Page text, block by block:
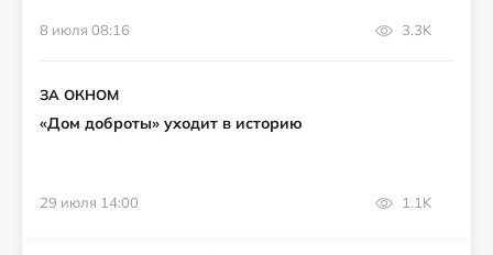
8 июля 08:16 3.3K
ЗА ОКНОМ
«Дом доброты» уходит в историю
29 июля 14:00 1.1K